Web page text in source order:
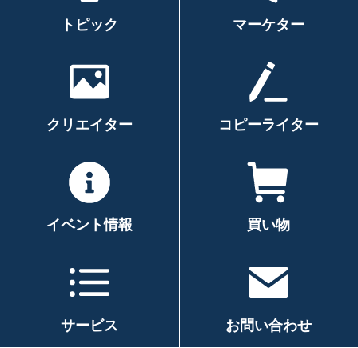
トピック マーケター
クリエイター コピーライター
イベント情報 買い物
サービス お問い合わせ